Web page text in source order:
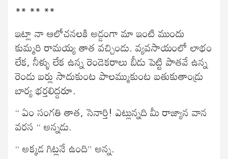
** ** **
ఇట్లా నా ఆలోచనలకి అడ్డంగా మా ఇంటి ముందు
కుమ్మరి రామయ్య తాత వచ్చిండు. వ్యవసాయంలో లాభం
లేక, నీళ్ళు లేక ఉన్న రెండెకరాలు బీడు పెట్టి పాతవే ఉన్న
రెండు బర్లు సాదుకుంట పాలమ్ముకుంట బతుకుతాండ్రు
బార్య భర్తలిద్దరూ.
“ ఏం సంగతి తాత, సెనార్తి! ఎట్లున్నది మీ రాజ్యాన వాన
వరస “ అన్నడు.
“ అక్కడ గిట్లనే ఉంది” అన్న.